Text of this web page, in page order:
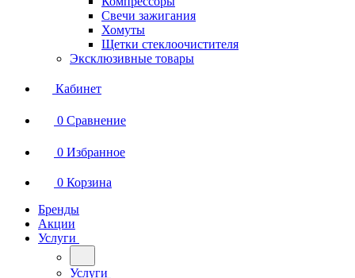
Свечи зажигания
Хомуты
Щетки стеклоочистителя
Эксклюзивные товары
Кабинет
0 Сравнение
0 Избранное
0 Корзина
Бренды
Акции
Услуги
Услуги